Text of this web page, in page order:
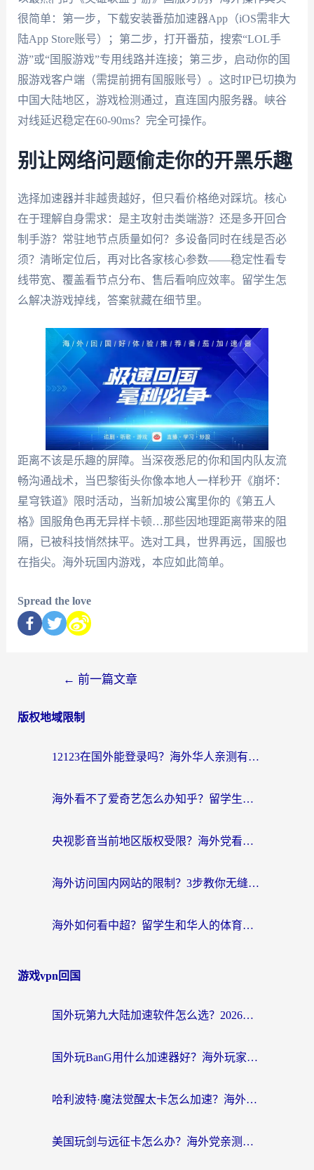
很简单：第一步，下载安装番茄加速器App（iOS需非大
陆App Store账号）；第二步，打开番茄，搜索“LOL手
游”或“国服游戏”专用线路并连接；第三步，启动你的国
服游戏客户端（需提前拥有国服账号）。这时IP已切换为
中国大陆地区，游戏检测通过，直连国内服务器。峡谷
对线延迟稳定在60-90ms？完全可操作。
别让网络问题偷走你的开黑乐趣
选择加速器并非越贵越好，但只看价格绝对踩坑。核心
在于理解自身需求：是主攻射击类端游？还是多开回合
制手游？常驻地节点质量如何？多设备同时在线是否必
须？清晰定位后，再对比各家核心参数——稳定性看专
线带宽、覆盖看节点分布、售后看响应效率。留学生怎
么解决游戏掉线，答案就藏在细节里。
距离不该是乐趣的屏障。当深夜悉尼的你和国内队友流
畅沟通战术，当巴黎街头你像本地人一样秒开《崩坏：
星穹铁道》限时活动，当新加坡公寓里你的《第五人
格》国服角色再无异样卡顿…那些因地理距离带来的阻
隔，已被科技悄然抹平。选对工具，世界再远，国服也
在指尖。海外玩国内游戏，本应如此简单。
Spread the love
← 前一篇文章
版权地域限制
12123在国外能登录吗？海外华人亲测有效的回国加速器选择指南
海外看不了爱奇艺怎么办知乎？留学生亲测有效的回国加速方案
央视影音当前地区版权受限？海外党看国内剧、追电视台的终极解决方案
海外访问国内网站的限制？3步教你无缝解锁国内资源（附实测最优工具）
海外如何看中超？留学生和华人的体育赛事观看终极指南（附欧洲杯奥运会观看技巧）
游戏vpn回国
国外玩第九大陆加速软件怎么选？2026终极指南帮你告别延迟卡顿
国外玩BanG用什么加速器好？海外玩家亲测的国服游戏加速终极方案
哈利波特·魔法觉醒太卡怎么加速？海外党亲测有效的国服游戏加速指南
美国玩剑与远征卡怎么办？海外党亲测有效的国服游戏加速指南